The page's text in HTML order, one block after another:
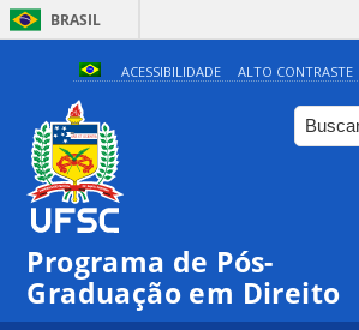
BRASIL
ACESSIBILIDADE ALTO CONTRASTE
Programa de Pós-
Graduação em Direito